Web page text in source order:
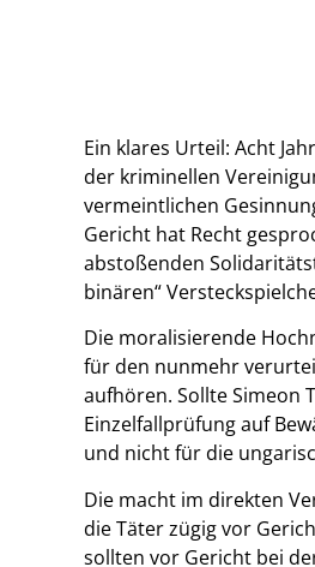
Ein klares Urteil: Acht
der kriminellen
vermeintlichen
Gericht hat Recht
abstoßenden
binären“
Die moralisierende
für den nunmehr
aufhören. Sollte Simeon
Einzelfallprüfung auf
und nicht für die
Die macht im direkten
die Täter zügig vor
sollten vor Gericht bei